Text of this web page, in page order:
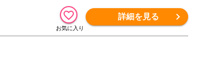
詳細を見る